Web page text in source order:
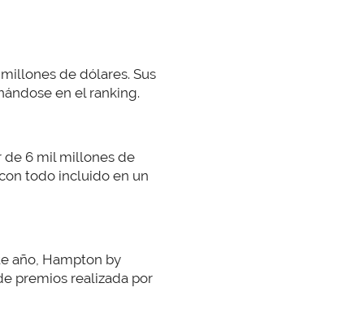
de dólares. Sus
en el ranking.
de 6 mil millones de
todo incluido en un
año, Hampton by
premios realizada por